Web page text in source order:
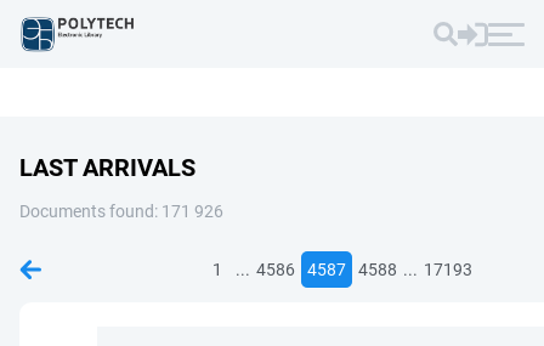
LAST ARRIVALS
Documents found: 171 926
1 ... 4586 4587 4588 ... 17193